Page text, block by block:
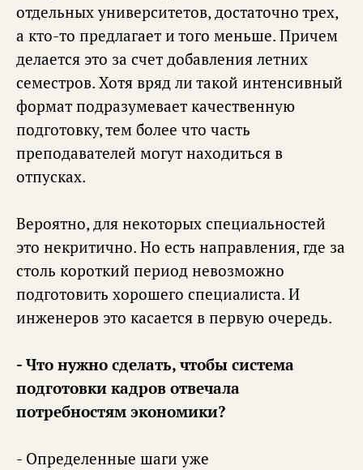
отдельных университетов, достаточно трех,
а кто-то предлагает и того меньше. Причем
делается это за счет добавления летних
семестров. Хотя вряд ли такой интенсивный
формат подразумевает качественную
подготовку, тем более что часть
преподавателей могут находиться в
отпусках.
Вероятно, для некоторых специальностей
это некритично. Но есть направления, где за
столь короткий период невозможно
подготовить хорошего специалиста. И
инженеров это касается в первую очередь.
- Что нужно сделать, чтобы система
подготовки кадров отвечала
потребностям экономики?
- Определенные шаги уже